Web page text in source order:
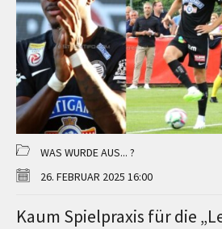
WAS WURDE AUS... ?
26. FEBRUAR 2025 16:00
Kaum Spielpraxis für die